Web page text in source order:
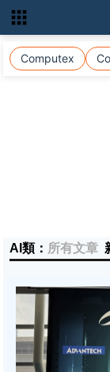
Computex
AI類： 所有文章